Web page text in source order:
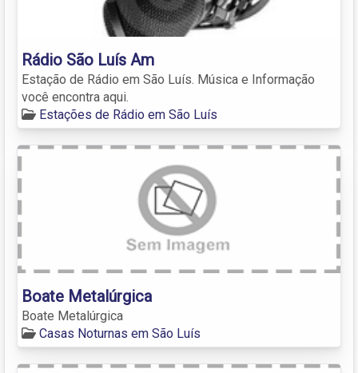
Rádio São Luís Am
Estação de Rádio em São Luís. Música e Informação
você encontra aqui.
Estações de Rádio em São Luís
Boate Metalúrgica
Boate Metalúrgica
Casas Noturnas em São Luís